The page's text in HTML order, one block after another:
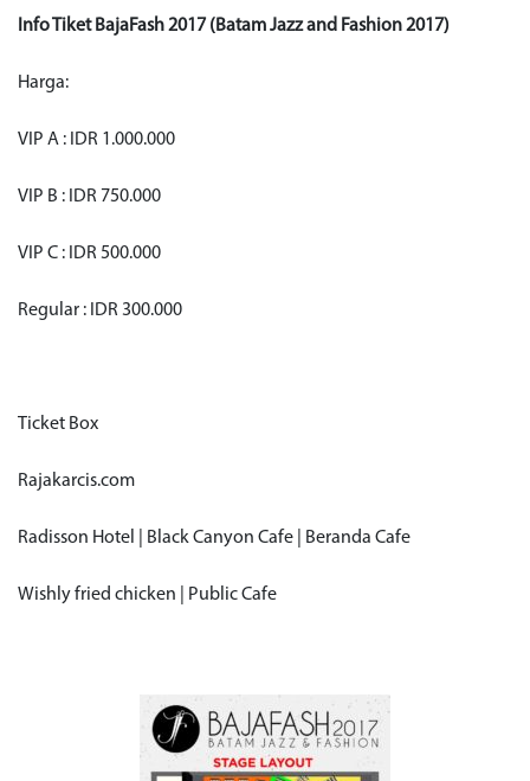
Info Tiket BajaFash 2017 (Batam Jazz and Fashion 2017)
Harga:
VIP A : IDR 1.000.000
VIP B : IDR 750.000
VIP C : IDR 500.000
Regular : IDR 300.000
Ticket Box
Rajakarcis.com
Radisson Hotel | Black Canyon Cafe | Beranda Cafe
Wishly fried chicken | Public Cafe